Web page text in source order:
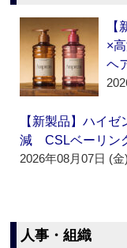
×
ヘ
【新製品】ハイ
減 CSLベーリン
2026年08月07日 (金)
人事・組織